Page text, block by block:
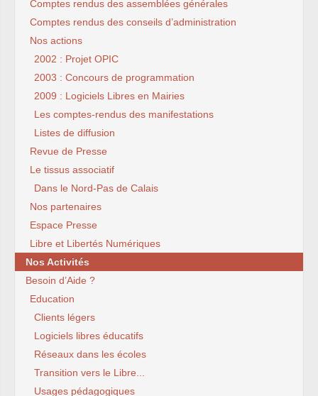
Comptes rendus des assemblées générales
Comptes rendus des conseils d’administration
Nos actions
2002 : Projet OPIC
2003 : Concours de programmation
2009 : Logiciels Libres en Mairies
Les comptes-rendus des manifestations
Listes de diffusion
Revue de Presse
Le tissus associatif
Dans le Nord-Pas de Calais
Nos partenaires
Espace Presse
Libre et Libertés Numériques
Nos Activités
Besoin d’Aide ?
Education
Clients légers
Logiciels libres éducatifs
Réseaux dans les écoles
Transition vers le Libre...
Usages pédagogiques